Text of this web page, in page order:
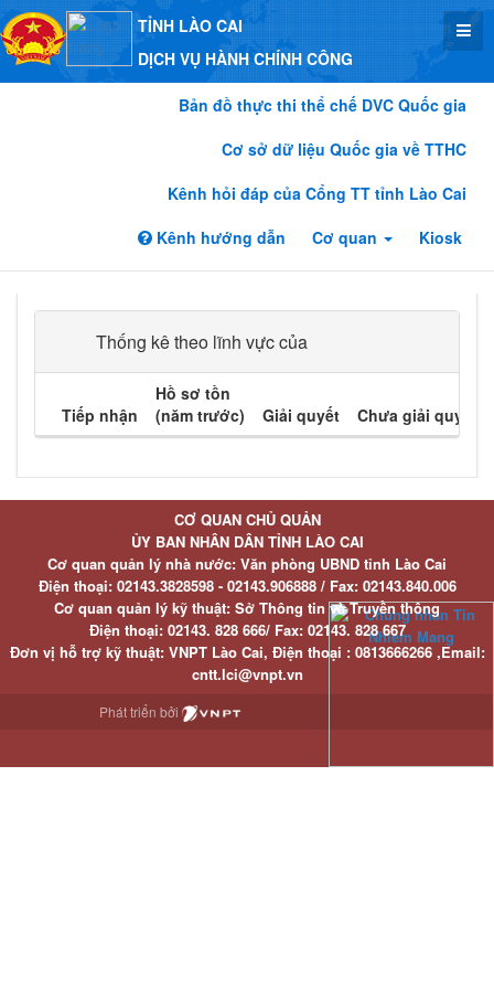
TỈNH LÀO CAI
DỊCH VỤ HÀNH CHÍNH CÔNG
Bản đồ thực thi thể chế DVC Quốc gia
Cơ sở dữ liệu Quốc gia về TTHC
Kênh hỏi đáp của Cổng TT tỉnh Lào Cai
Kênh hướng dẫn
Cơ quan Kiosk
Thống kê theo lĩnh vực của
Tiếp nhận
Hồ sơ tồn
(năm trước)
Giải quyết Chưa giải quyết
CƠ QUAN CHỦ QUẢN
ỦY BAN NHÂN DÂN TỈNH LÀO CAI
Cơ quan quản lý nhà nước: Văn phòng UBND tỉnh Lào Cai
Điện thoại:02143.3828598 - 02143.906888 / Fax:02143.840.006
Cơ quan quản lý kỹ thuật: Sở Thông tin và Truyền thông
Điện thoại:02143. 828 666/ Fax:02143. 828 667
Đơn vị hỗ trợ kỹ thuật: VNPT Lào Cai, Điện thoại : 0813666266 ,Email:
cntt.lci@vnpt.vn
Phát triển bởi